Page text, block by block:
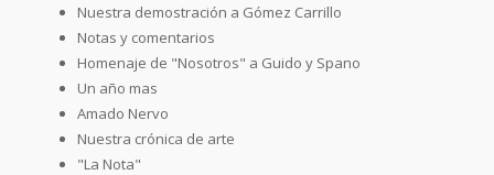
Nuestra demostración a Gómez Carrillo
Notas y comentarios
Homenaje de "Nosotros" a Guido y Spano
Un año mas
Amado Nervo
Nuestra crónica de arte
"La Nota"